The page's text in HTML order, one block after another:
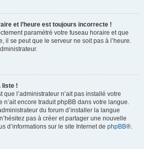
et l’heure est toujours incorrecte !
paramétré votre fuseau horaire et que
il se peut que le serveur ne soit pas à l’heure.
liste !
l’administrateur n’ait pas installé votre
n’ait encore traduit phpBB dans votre langue.
du forum d’installer la langue
pas à créer et partager une nouvelle
d’informations sur le site Internet de phpBB®.